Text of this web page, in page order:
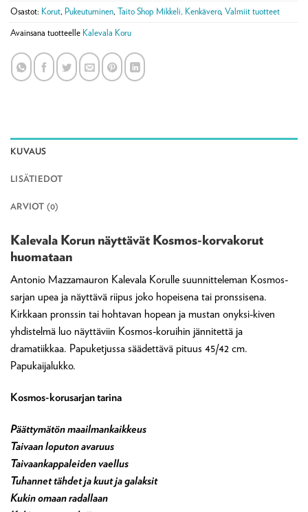
Osastot: Korut, Pukeutuminen, Taito Shop Mikkeli, Kenkävero, Valmiit tuotteet
Avainsana tuotteelle Kalevala Koru
KUVAUS
LISÄTIEDOT
ARVIOT (0)
Kalevala Korun näyttävät Kosmos-korvakorut
huomataan
Antonio Mazzamauron Kalevala Korulle suunnitteleman Kosmos-
sarjan upea ja näyttävä riipus joko hopeisena tai pronssisena.
Kirkkaan pronssin tai hohtavan hopean ja mustan onyksi-kiven
yhdistelmä luo näyttäviin Kosmos-koruihin jännitettä ja
dramatiikkaa. Papuketjussa säädettävä pituus 45/42 cm.
Papukaijalukko.
Kosmos-korusarjan tarina
Päättymätön maailmankaikkeus
Taivaan loputon avaruus
Taivaankappaleiden vaellus
Tuhannet tähdet ja kuut ja galaksit
Kukin omaan radallaan